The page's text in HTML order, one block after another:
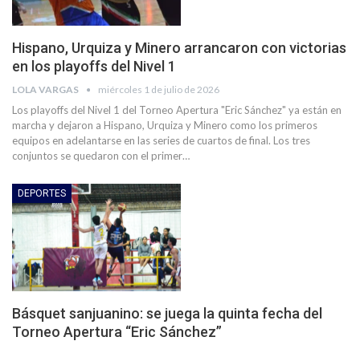
Hispano, Urquiza y Minero arrancaron con victorias
en los playoffs del Nivel 1
LOLA VARGAS miércoles 1 de julio de 2026
Los playoffs del Nivel 1 del Torneo Apertura "Eric Sánchez" ya están en
marcha y dejaron a Hispano, Urquiza y Minero como los primeros
equipos en adelantarse en las series de cuartos de final. Los tres
conjuntos se quedaron con el primer…
DEPORTES
Básquet sanjuanino: se juega la quinta fecha del
Torneo Apertura “Eric Sánchez”